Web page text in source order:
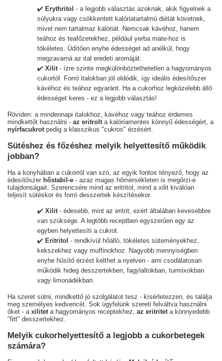
✔️ Erythritol - a legjobb választás azoknak, akik figyelnek a
súlyukra vagy csökkentett kalóriatartalmú diétát követnek,
mivel nem tartalmaz kalóriát. Nemcsak kávéhoz, hanem
teához és teafőzetekhez, például yerba mate-hoz is
tökéletes. Üdítően enyhe édességet ad anélkül, hogy
megzavarná az ital eredeti aromáját.
✔️ Xilit - ízre szinte megkülönböztethetetlen a hagyományos
cukortól. Forró italokban jól oldódik, így ideális édesítőszer
kávéhoz és teához egyaránt. Ha a cukorhoz legközelebb álló
édességet keres - ez a legjobb választás!
Röviden: a mindennapi italokhoz, kávéhoz vagy teához érdemes
mindkettőt használni - az eritrolt a kalóriamentes könnyű édességért, a
nyírfacukrot pedig a klasszikus "cukros" érzésért.
Sütéshez és főzéshez melyik helyettesítő működik
jobban?
Ha a konyhában a cukorról van szó, az egyik fontos tényező, hogy az
édesítőszer hőstabil-e - azaz magas hőmérsékleten is megőrzi-e
tulajdonságait. Szerencsére mind az eritritol, mind a xilit kiválóan
teljesít sütéskor és forró desszertek készítésekor.
✔️ Xilit - édesebb, mint az eritrit, ezért általában kevesebbre
van szüksége. A legtöbb receptben egyszerűen egy az
egyben helyettesíti a cukrot.
✔️ Eritritol - rendkívül hőálló, tökéletes süteményekhez,
kekszekhez vagy muffinokhoz. Nagyobb mennyiségben
enyhe hűsítő érzést kelthet a nyelven - ami csodálatosan
működik hideg desszertekben, fagylaltokban, turmixokban
vagy limonádékban.
Ha szeret sütni, mindkettő jó szolgálatot tesz - kísérletezzen, és találja
meg személyes kedvencét. Sok ügyfelünk szereti felváltva használni
őket - a xilitet a hagyományos receptekhez, az eritritet a könnyedebb
"fitt" desszertekhez.
Melyik cukorhelyettesítő a legjobb a cukorbetegek
számára?